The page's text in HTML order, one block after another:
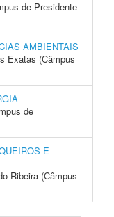
de Presidente
AMBIENTAIS
Exatas (Câmpus
de
E
Ribeira (Câmpus